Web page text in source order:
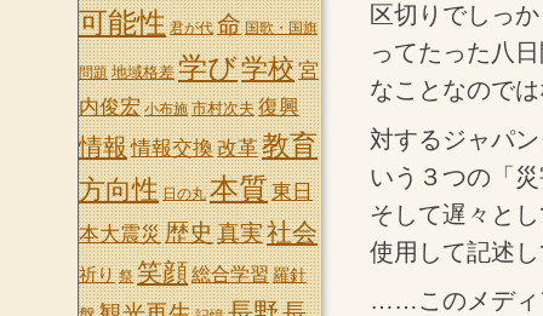
区切りでしっ
ってたった八
なことなので
対するジャパ
いう３つの「
そして遅々と
使用して記述
……このメディ
可能性 君が代 命 国歌・国旗
問題 地域格差 学び学校 宮
内俊宏 小布施 市村次夫 復興
情報情報交換 改革教育
方向性 日の丸 本質東日
本大震災 歴史 真実社会
祈り 祭 笑顔総合学習 羅針